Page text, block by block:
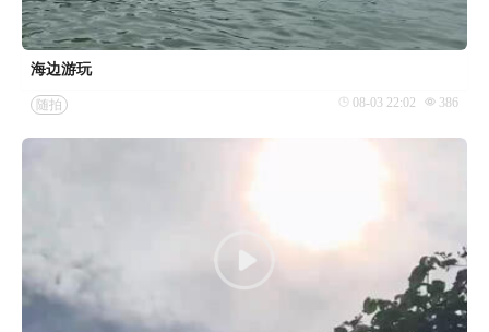
海边游玩
随拍 08-03 22:02 386